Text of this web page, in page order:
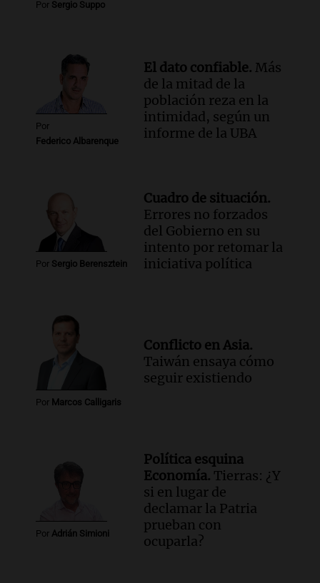
Episodios
qué dijo la defensa del esposo acusado
Radioinforme 3
Episodios
Por Sergio Suppo
Por
Federico Albarenque
El dato confiable. Más
de la mitad de la
población reza en la
intimidad, según un
informe de la UBA
Por Sergio Berensztein
Cuadro de situación.
Errores no forzados
del Gobierno en su
intento por retomar la
iniciativa política
Por Marcos Calligaris
Conflicto en Asia.
Taiwán ensaya cómo
seguir existiendo
Por Adrián Simioni
Política esquina
Economía. Tierras: ¿Y
si en lugar de
declamar la Patria
prueban con
ocuparla?